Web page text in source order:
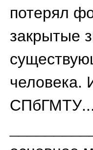
потерял
закрытые
человека.
СПбГМТУ...